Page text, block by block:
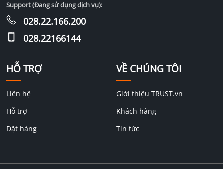
HỖ TRỢ
Liên hệ
Hỗ trợ
Đặt hàng
VỀ CHÚNG TÔI
Giới thiệu TRUST.vn
Khách hàng
Tin tức
Support (Đang sử dụng dịch vụ):
028.22.166.200
028.22166144